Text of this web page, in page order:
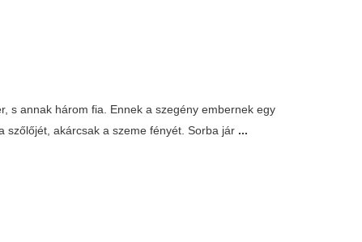
s annak három fia. Ennek a szegény embernek egy
szőlőjét, akárcsak a szeme fényét. Sorba jár ...